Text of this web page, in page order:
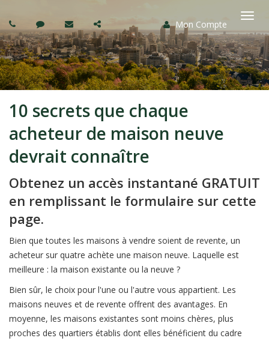
Mon Compte
la
10 secrets que chaque
acheteur de maison neuve
devrait connaître
Obtenez un accès instantané GRATUIT
en remplissant le formulaire sur cette
page.
Bien que toutes les maisons à vendre soient de revente, un
acheteur sur quatre achète une maison neuve. Laquelle est
meilleure : la maison existante ou la neuve ?
Bien sûr, le choix pour l'une ou l'autre vous appartient. Les
maisons neuves et de revente offrent des avantages. En
moyenne, les maisons existantes sont moins chères, plus
proches des quartiers établis dont elles bénéficient du cadre